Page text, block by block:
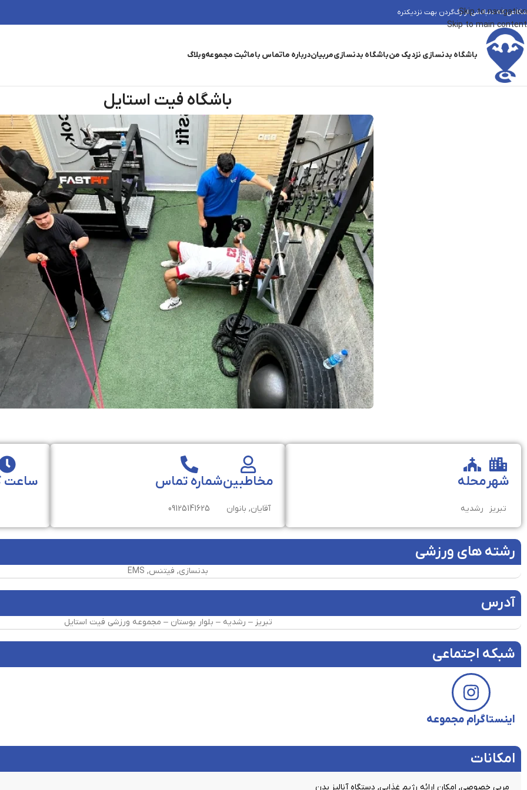
Skip to navigation
Skip to main content
که دنبالشی از رگ‌گردن بهت نزدیکتره
باشگاه بدنسازی نزدیک منباشگاه بدنسازیمربیاندرباره ماتماس باماثبت مجموعهوبلاگ
باشگاه فیت استایل
شهر
تبریز
محله
رشدیه
مخاطبین
آقایان, بانوان
شماره تماس
09125141625
ساعت
رشته های ورزشی
بدنسازی, فیتنس, EMS
آدرس
تبریز – رشدیه – بلوار بوستان – مجموعه ورزشی فیت استایل
شبکه اجتماعی
اینستاگرام مجموعه
امکانات​
مربی خصوصی, امکان ارائه رژیم غذایی, دستگاه آنالیز بدن